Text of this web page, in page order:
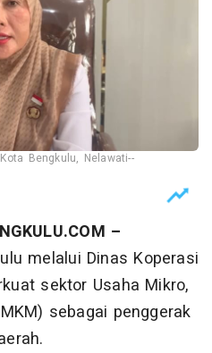
Bengkulu, Nelawati--
–
melalui Dinas Koperasi
sektor Usaha Mikro,
sebagai penggerak